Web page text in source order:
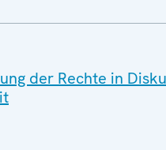
der Rechte in